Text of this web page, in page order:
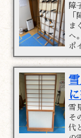
障
ま
へ
ポ
雪
そ
代